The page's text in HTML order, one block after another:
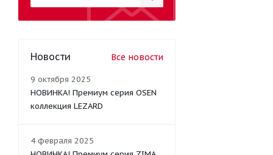
Новости Все новости
9 октября 2025
НОВИНКА! Премиум серия OSEN
коллекция LEZARD
4 февраля 2025